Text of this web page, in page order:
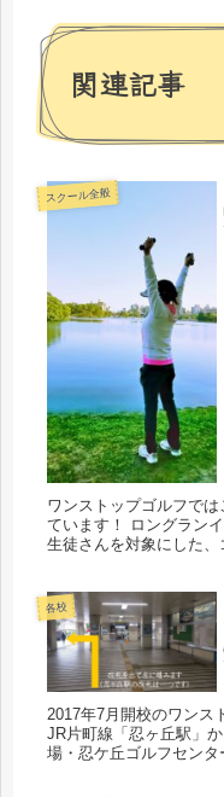
関連記事
スクール全般
ワンストップゴルフで
ています！ ロングラン
生徒さんを対象にした、
各校
2017年7月開校のワンス
JR片町線「忍ヶ丘駅」
場・忍ケ丘ゴルフセン